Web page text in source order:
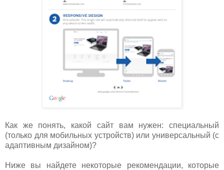
Как же понять, какой сайт вам нужен: специальный
(только для мобильных устройств) или универсальный (с
адаптивным дизайном)?
Ниже вы найдете некоторые рекомендации, которые